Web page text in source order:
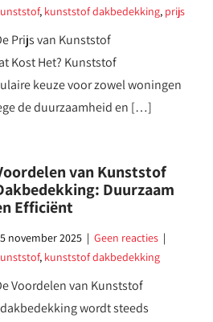
, kunststof dakbedekking, prijs
Prijs van Kunststof
Kost Het? Kunststof
keuze voor zowel woningen
de duurzaamheid en […]
van Kunststof
Duurzaam
Efficiënt
november 2025 |Geen reacties |
, kunststof dakbedekking
Voordelen van Kunststof
wordt steeds